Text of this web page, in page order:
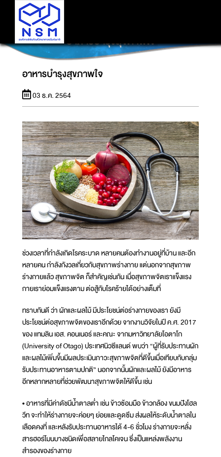
อาหารบำรุงสุขภาพใจ
อาหารบำรุงสุขภาพใจ
03 ธ.ค. 2564
ช่วงเวลาที่กำลังเกิดโรคระบาด หลายคนต้องทำงานอยู่ที่บ้าน และอีก
หลายคน กำลังกังวลเกี่ยวกับสุขภาพร่างกาย แต่นอกจากสุขภาพ
ร่างกายแล้ว สุขภาพจิต ก็สำคัญเช่นกัน เมื่อสุขภาพจิตเราแข็งแรง
กายเราย่อมแข็งแรงตาม ต่อสู้กับโรคร้ายได้อย่างเต็มที่
ทราบกันดี ว่า ผักและผลไม้ มีประโยชน์ต่อร่างกายของเรา ยังมี
ประโยชน์ต่อสุขภาพจิตของเราอีกด้วย จากงานวิจัยในปี ค.ศ. 2017
ของ แทมลิน เอส. คอนเนอร์ และคณะ จากมหาวิทยาลัยโอตาโก
(University of Otago) ประเทศนิวซีแลนด์ พบว่า “ผู้ที่รับประทานผัก
และผลไม้เพิ่มขึ้นมีผลประเมินภาวะสุขภาพจิตที่ดีขึ้นเมื่อเทียบกับกลุ่ม
รับประทานอาหารตามปกติ” นอกจากนั้นผักและผลไม้ ยังมีอาหาร
อีกหลากหลายที่ช่วยพัฒนาสุขภาพจิตให้ดีขึ้น เช่น
• อาหารที่มีค่าดัชนีน้ำตาลต่ำ เช่น ข้าวซ้อมมือ ข้าวกล้อง ขนมปังโฮล
วีท จะทำให้ร่างกายจะค่อยๆ ย่อยและดูดซึม ส่งผลให้ระดับน้ำตาลใน
เลือดคงที่ และหลังรับประทานอาหารได้ 4-6 ชั่วโมง ร่างกายจะหลั่ง
สารฮอร์โมนบางชนิดเพื่อสลายไกลโคเจน ซึ่งเป็นแหล่งพลังงาน
สำรองของร่างกาย